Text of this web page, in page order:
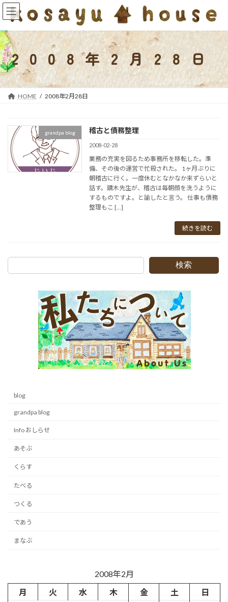
コ
ン
ン
ツ
へ
ス
キ
ッ
ナ
ビ
ー
シ
ョ
ン
に
移
2008年2月28日
HOME 2008年2月28日
grandpa blog 稽古と債務整理
2008-02-28
業務の充実を図るため事務所を移転した。準
備、その後の運営で忙殺された。 1ヶ月ぶりに
朝稽古に行く。一度休むとなかなか来ずらいと
話す。鏑木先生が、稽古は毎朝顔を洗うように
するものですよ。と諭したと言う。 仕事も債務
整理もこ […]
続きを読む
検索
blog
grandpa blog
Info おしらせ
あそぶ
くらす
たべる
つくる
であう
まなぶ
2008年2月
月
火 水 木 金 土
日